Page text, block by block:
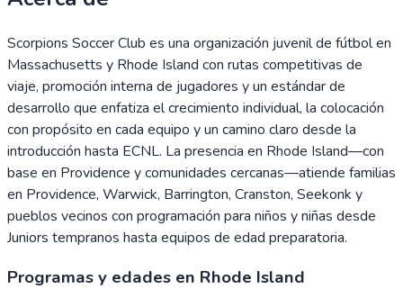
Scorpions Soccer Club es una organización juvenil de fútbol en
Massachusetts y Rhode Island con rutas competitivas de
viaje, promoción interna de jugadores y un estándar de
desarrollo que enfatiza el crecimiento individual, la colocación
con propósito en cada equipo y un camino claro desde la
introducción hasta ECNL. La presencia en Rhode Island—con
base en Providence y comunidades cercanas—atiende familias
en Providence, Warwick, Barrington, Cranston, Seekonk y
pueblos vecinos con programación para niños y niñas desde
Juniors tempranos hasta equipos de edad preparatoria.
Programas y edades en Rhode Island